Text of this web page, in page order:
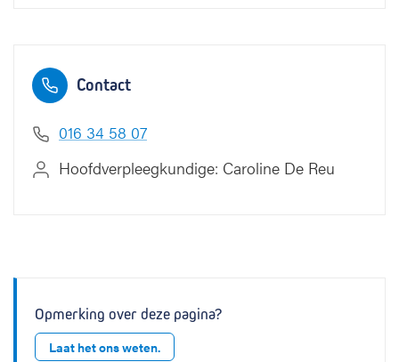
Contact
016 34 58 07
Hoofdverpleegkundige: Caroline De Reu
Opmerking over deze pagina?
Laat het ons weten.